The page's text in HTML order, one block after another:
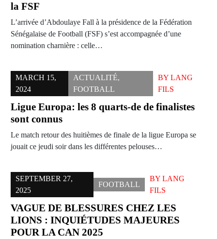
la FSF
L’arrivée d’Abdoulaye Fall à la présidence de la Fédération
Sénégalaise de Football (FSF) s’est accompagnée d’une
nomination charnière : celle…
MARCH 15,
2024
ACTUALITÉ,
FOOTBALL
BY LANG
FILS
Ligue Europa: les 8 quarts-de de finalistes
sont connus
Le match retour des huitièmes de finale de la ligue Europa se
jouait ce jeudi soir dans les différentes pelouses…
SEPTEMBER 27,
2025
FOOTBALL
BYLANG
FILS
VAGUE DE BLESSURES CHEZ LES
LIONS : INQUIÉTUDES MAJEURES
POUR LA CAN 2025